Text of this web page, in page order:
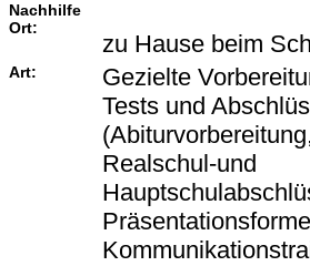
Nachhilfe
Ort:
zu Hause beim
Art:
Gezielte
Tests und
Realschul-und